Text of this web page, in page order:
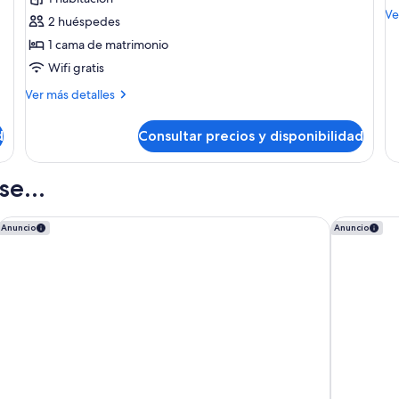
ONE
with
view
2 huéspedes
1 cama de matrimonio
Wifi gratis
Ver más detalles
Más
ONE
view
Consultar precios y disponibilidad
AnuncioBarcelona Anuncio